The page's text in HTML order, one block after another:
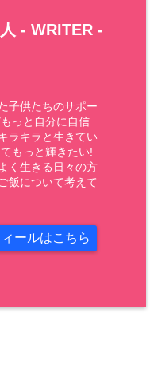
- WRITER -
子供たちのサポー
っと自分に自信
ラキラと生きてい
もっと輝きたい!
く生きる日々の方
飯について考えて
ールはこちら